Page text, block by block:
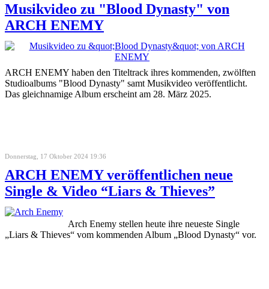
Musikvideo zu "Blood Dynasty" von
ARCH ENEMY
ARCH ENEMY haben den Titeltrack ihres kommenden, zwölften
Studioalbums "Blood Dynasty" samt Musikvideo veröffentlicht.
Das gleichnamige Album erscheint am 28. März 2025.
Donnerstag, 17 Oktober 2024 19:36
ARCH ENEMY veröffentlichen neue
Single & Video “Liars & Thieves”
Arch Enemy stellen heute ihre neueste Single
„Liars & Thieves“ vom kommenden Album „Blood Dynasty“ vor.